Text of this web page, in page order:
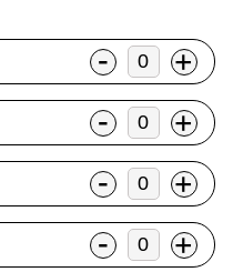
- +
- +
- +
- +